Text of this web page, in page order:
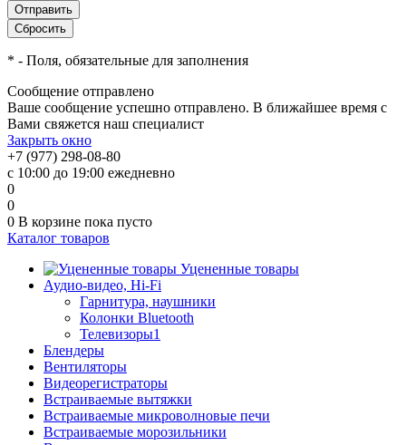
* - Поля, обязательные для заполнения
Сообщение отправлено
Ваше сообщение успешно отправлено. В ближайшее время с
Вами свяжется наш специалист
Закрыть окно
+7 (977) 298-08-80
с 10:00 до 19:00 ежедневно
0
0
0 В корзине пока пусто
Каталог товаров
Уцененные товары
Аудио-видео, Hi-Fi
Гарнитура, наушники
Колонки Bluetooth
Телевизоры1
Блендеры
Вентиляторы
Видеорегистраторы
Встраиваемые вытяжки
Встраиваемые микроволновые печи
Встраиваемые морозильники